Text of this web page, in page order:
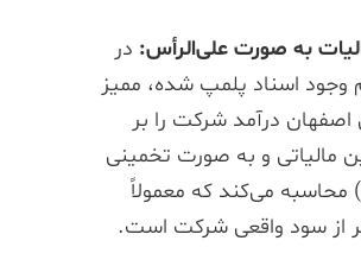
به صورت علی‌الرأس: در
اسناد پلمپ شده، ممیز
اصفهان درآمد شرکت را بر
مالیاتی و به صورت تخمینی
محاسبه می‌کند که معمولاً
از سود واقعی شرکت است.